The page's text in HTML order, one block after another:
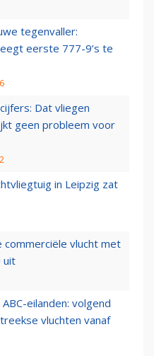
tegenvaller:
eerste 777-9’s te
Dat vliegen
geen probleem voor
in Leipzig zat
vlucht met
uit
eilanden: volgend
vluchten vanaf